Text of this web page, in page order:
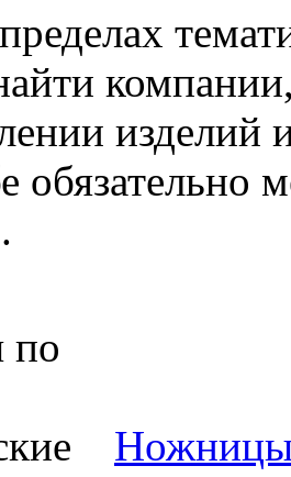
изделий
обязательно
Ножницы